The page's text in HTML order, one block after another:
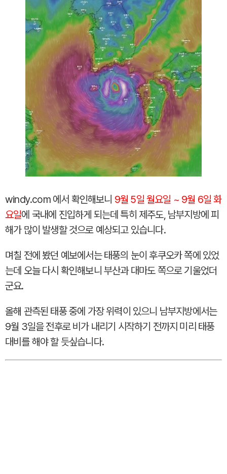
windy.com 에서 확인해보니 9월 5일 월요일 ~ 9월 6일 화
요일에 국내에 진입하게 되는데 특히 제주도, 남부지방에 피
해가 많이 발생할 것으로 예상되고 있습니다.
며칠 전에 봤던 예보에서는 태풍의 눈이 후쿠오카 쪽에 있었
는데 오늘 다시 확인해보니 부산과 대마도 쪽으로 기울었더
군요.
올해 관측된 태풍 중에 가장 위력이 있으니 남부지방에서는
9월 3일을 전후로 비가 내리기 시작하기 전까지 미리 태풍
대비를 해야 할 듯싶습니다.